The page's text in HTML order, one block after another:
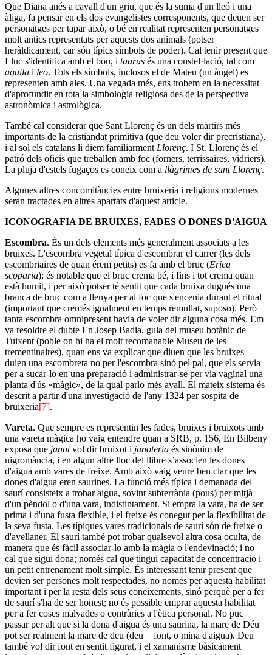
Que Diana anés a cavall d'un griu, que és la suma d'un lleó i una
àliga, fa pensar en els dos evangelistes corresponents, que deuen ser
personatges per tapar això, o bé en realitat representen personatges
molt antics representats per aquests dos animals (potser
heràldicament, car són típics símbols de poder). Cal tenir present que
Lluc s'identifica amb el bou, i taurus és una constel·lació, tal com
aquila i leo. Tots els símbols, inclosos el de Mateu (un àngel) es
representen amb ales. Una vegada més, ens trobem en la necessitat
d'aprofundir en tota la simbologia religiosa des de la perspectiva
astronòmica i astrològica.
També cal considerar que Sant Llorenç és un dels màrtirs més
importants de la cristiandat primitiva (que deu voler dir precristiana),
i al sol els catalans li diem familiarment Llorenç. I St. Llorenç és el
patró dels oficis que treballen amb foc (forners, terrissaires, vidriers).
La pluja d'estels fugaços es coneix com a llàgrimes de sant Llorenç.
Algunes altres concomitàncies entre bruixeria i religions modernes
seran tractades en altres apartats d'aquest article.
ICONOGRAFIA DE BRUIXES, FADES O DONES D'AIGUA
Escombra. És un dels elements més generalment associats a les
bruixes. L'escombra vegetal típica d'escombrar el carrer (les dels
escombriaires de quan érem petits) es fa amb el bruc (Erica
scoparia); és notable que el bruc crema bé, i fins i tot crema quan
està humit, i per això potser té sentit que cada bruixa dugués una
branca de bruc com a llenya per al foc que s'encenia durant el ritual
(important que cremés igualment en temps remullat, suposo). Però
tanta escombra omnipresent havia de voler dir alguna cosa més. Em
va resoldre el dubte En Josep Badia, guia del museu botànic de
Tuixent (poble on hi ha el molt recomanable Museu de les
trementinaires), quan ens va explicar que diuen que les bruixes
duien una escombreta no per l'escombra sinó pel pal, que els servia
per a sucar-lo en una preparació i administrar-se per via vaginal una
planta d'ús «màgic», de la qual parlo més avall. El mateix sistema és
descrit a partir d'una investigació de l'any 1324 per sospita de
bruixeria[7].
Vareta. Que sempre es representin les fades, bruixes i bruixots amb
una vareta màgica ho vaig entendre quan a SRB, p. 156, En Bilbeny
exposa que janotvol dir bruixot i janoteria és sinònim de
nigromància, i en algun altre lloc del llibre s’associen les dones
d'aigua amb vares de freixe. Amb això vaig veure ben clar que les
dones d'aigua eren saurines. La funció més típica i demanada del
saurí consisteix a trobar aigua, sovint subterrània (pous) per mitjà
d'un pèndol o d'una vara, indistintament. Si empra la vara, ha de ser
prima i d'una fusta flexible, i el freixe és conegut per la flexibilitat de
la seva fusta. Les típiques vares tradicionals de saurí són de freixe o
d'avellaner. El saurí també pot trobar qualsevol altra cosa oculta, de
manera que és fàcil associar-lo amb la màgia o l'endevinació; i no
cal que sigui dona; només cal que tingui capacitat de concentració i
un petit entrenament molt simple. És interessant tenir present que
devien ser persones molt respectades, no només per aquesta habilitat
important i per la resta dels seus coneixements, sinó perquè per a fer
de saurí s'ha de ser honest; no és possible emprar aquesta habilitat
per a fer coses malvades o contràries a l'ètica personal. No puc
passar per alt que si la dona d'aigua és una saurina, la mare de Déu
pot ser realment la mare de deu (deu = font, o mina d'aigua). Deu
també vol dir font en sentit figurat, i el xamanisme bàsicament